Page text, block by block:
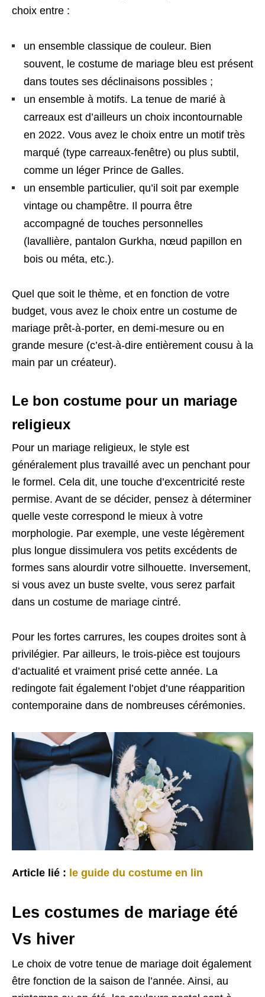
choix entre :
un ensemble classique de couleur. Bien
souvent, le costume de mariage bleu est présent
dans toutes ses déclinaisons possibles ;
un ensemble à motifs. La tenue de marié à
carreaux est d’ailleurs un choix incontournable
en 2022. Vous avez le choix entre un motif très
marqué (type carreaux-fenêtre) ou plus subtil,
comme un léger Prince de Galles.
un ensemble particulier, qu’il soit par exemple
vintage ou champêtre. Il pourra être
accompagné de touches personnelles
(lavallière, pantalon Gurkha, nœud papillon en
bois ou méta, etc.).
Quel que soit le thème, et en fonction de votre
budget, vous avez le choix entre un costume de
mariage prêt-à-porter, en demi-mesure ou en
grande mesure (c’est-à-dire entièrement cousu à la
main par un créateur).
Le bon costume pour un mariage
religieux
Pour un mariage religieux, le style est
généralement plus travaillé avec un penchant pour
le formel. Cela dit, une touche d’excentricité reste
permise. Avant de se décider, pensez à déterminer
quelle veste correspond le mieux à votre
morphologie. Par exemple, une veste légèrement
plus longue dissimulera vos petits excédents de
formes sans alourdir votre silhouette. Inversement,
si vous avez un buste svelte, vous serez parfait
dans un costume de mariage cintré.
Pour les fortes carrures, les coupes droites sont à
privilégier. Par ailleurs, le trois-pièce est toujours
d’actualité et vraiment prisé cette année. La
redingote fait également l’objet d’une réapparition
contemporaine dans de nombreuses cérémonies.
Article lié : le guide du costume en lin
Les costumes de mariage été
Vs hiver
Le choix de votre tenue de mariage doit également
être fonction de la saison de l’année. Ainsi, au